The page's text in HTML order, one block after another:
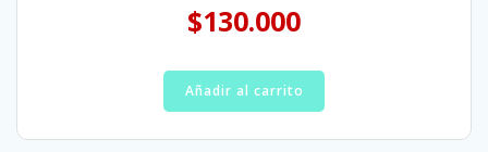
$130.000
Añadir al carrito